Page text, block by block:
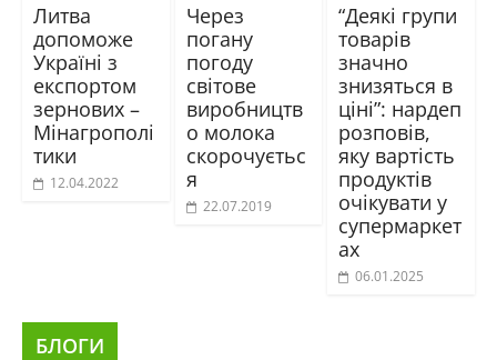
Литва
допоможе
Україні з
експортом
зернових –
Мінагрополі
тики
12.04.2022
Через
погану
погоду
світове
виробництв
о молока
скорочуєтьс
я
22.07.2019
“Деякі групи
товарів
значно
знизяться в
ціні”: нардеп
розповів,
яку вартість
продуктів
очікувати у
супермаркет
ах
06.01.2025
БЛОГИ